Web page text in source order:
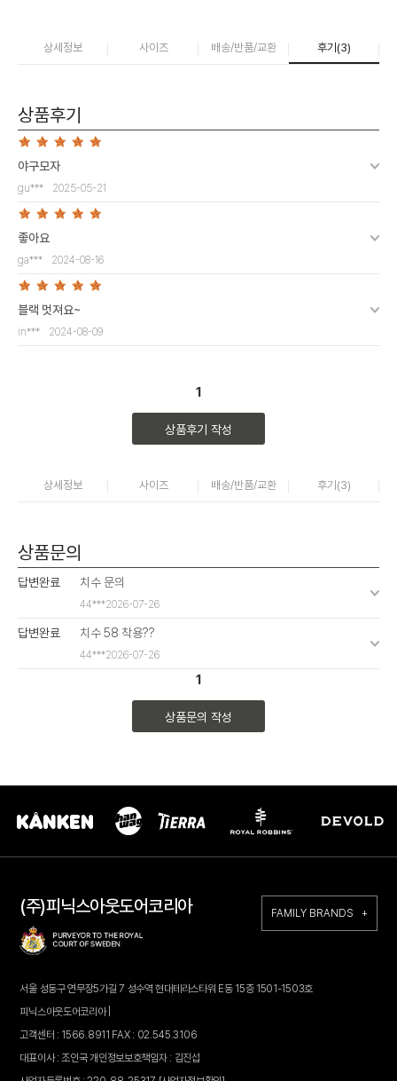
상세정보 사이즈 배송/반품/교환 후기(3)
상품후기
야구모자
gu*** 2025-05-21
좋아요
ga*** 2024-08-16
블랙 멋져요~
in*** 2024-08-09
1
상품후기 작성
상세정보 사이즈 배송/반품/교환 후기(3)
상품문의
답변완료 치수 문의
44***2026-07-26
답변완료 치수 58 착용??
44***2026-07-26
1
상품문의 작성
(주)피닉스아웃도어코리아 FAMILY BRANDS +
서울 성동구 연무장5가길 7 성수역 현대테라스타워 E동 15층 1501-1503호
피닉스아웃도어코리아 |
고객센터 : 1566.8911 FAX : 02.545.3106
대표이사 : 조인국 개인정보보호책임자 : 김진섭